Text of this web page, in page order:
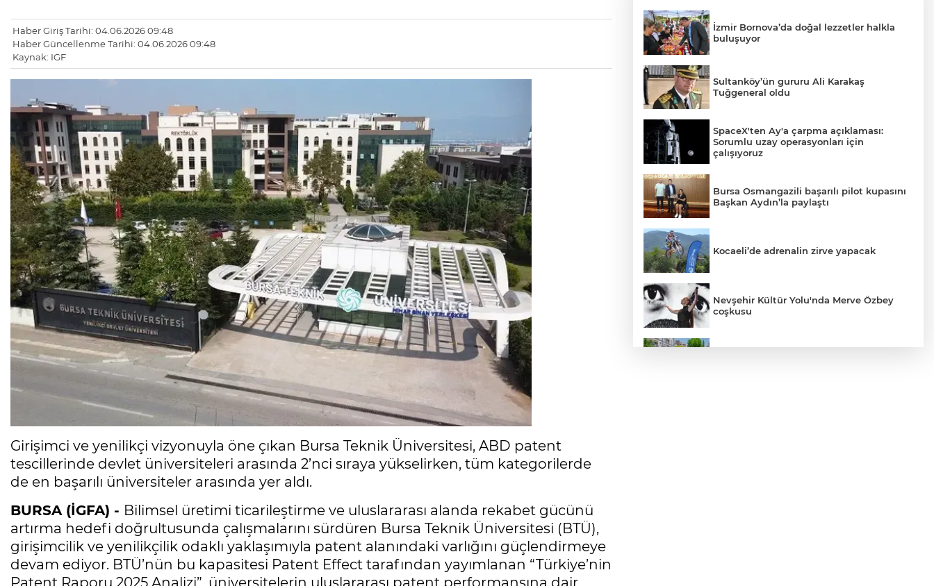
Haber Giriş Tarihi: 04.06.2026 09:48
Haber Güncellenme Tarihi: 04.06.2026 09:48
Kaynak: IGF
Girişimci ve yenilikçi vizyonuyla öne çıkan Bursa Teknik Üniversitesi, ABD patent
tescillerinde devlet üniversiteleri arasında 2’nci sıraya yükselirken, tüm kategorilerde
de en başarılı üniversiteler arasında yer aldı.
BURSA (İGFA) - Bilimsel üretimi ticarileştirme ve uluslararası alanda rekabet gücünü
artırma hedefi doğrultusunda çalışmalarını sürdüren Bursa Teknik Üniversitesi (BTÜ),
girişimcilik ve yenilikçilik odaklı yaklaşımıyla patent alanındaki varlığını güçlendirmeye
devam ediyor. BTÜ’nün bu kapasitesi Patent Effect tarafından yayımlanan “Türkiye’nin
İzmir Bornova’da doğal lezzetler halkla
buluşuyor
Sultanköy’ün gururu Ali Karakaş
Tuğgeneral oldu
SpaceX'ten Ay'a çarpma açıklaması:
Sorumlu uzay operasyonları için
çalışıyoruz
Bursa Osmangazili başarılı pilot kupasını
Başkan Aydın’la paylaştı
Kocaeli’de adrenalin zirve yapacak
Nevşehir Kültür Yolu'nda Merve Özbey
coşkusu